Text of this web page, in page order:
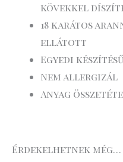
kövekkel
18 karátos
ellátott
Egyedi készítésű
Nem allergizál
Anyag
Érdekelhetnek még…